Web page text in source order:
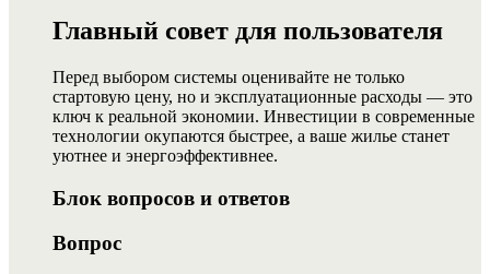
Главный совет для пользователя
Перед выбором системы оценивайте не только
стартовую цену, но и эксплуатационные расходы — это
ключ к реальной экономии. Инвестиции в современные
технологии окупаются быстрее, а ваше жилье станет
уютнее и энергоэффективнее.
Блок вопросов и ответов
Вопрос